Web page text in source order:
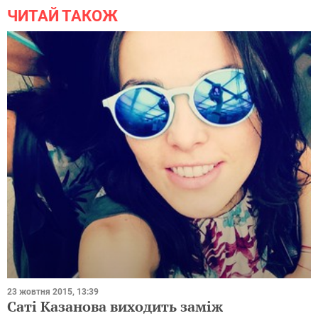
ЧИТАЙ ТАКОЖ
23 жовтня 2015, 13:39
Саті Казанова виходить заміж